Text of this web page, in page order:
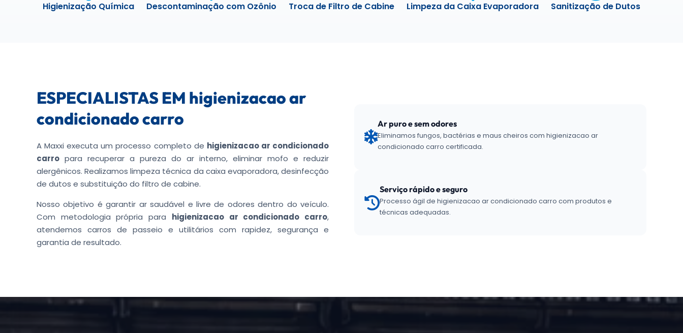
Higienização Química Descontaminação com Ozônio Troca de Filtro de Cabine Limpeza da Caixa Evaporadora Sanitização de Dutos
ESPECIALISTAS EM higienizacao ar
condicionado carro
A Maxxi executa um processo completo de higienizacao ar condicionado
carro para recuperar a pureza do ar interno, eliminar mofo e reduzir
alergênicos. Realizamos limpeza técnica da caixa evaporadora, desinfecção
de dutos e substituição do filtro de cabine.
Nosso objetivo é garantir ar saudável e livre de odores dentro do veículo.
Com metodologia própria para higienizacao ar condicionado carro,
atendemos carros de passeio e utilitários com rapidez, segurança e
garantia de resultado.
Ar puro e sem odores
Eliminamos fungos, bactérias e maus cheiros com higienizacao ar
condicionado carro certificada.
Serviço rápido e seguro
Processo ágil de higienizacao ar condicionado carro com produtos e
técnicas adequadas.